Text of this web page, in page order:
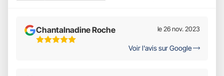
Chantalnadine Roche
5
le 26 nov. 2023
Voir l'avis sur Google